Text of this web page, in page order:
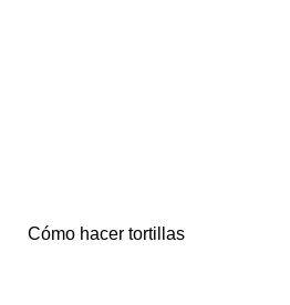
Cómo hacer tortillas